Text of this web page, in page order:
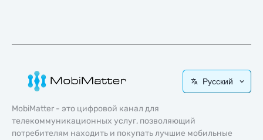
Русский
MobiMatter - это цифровой канал для
телекоммуникационных услуг, позволяющий
потребителям находить и покупать лучшие мобильные